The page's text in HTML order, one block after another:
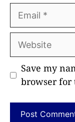
Email
Website
Save my
browser for